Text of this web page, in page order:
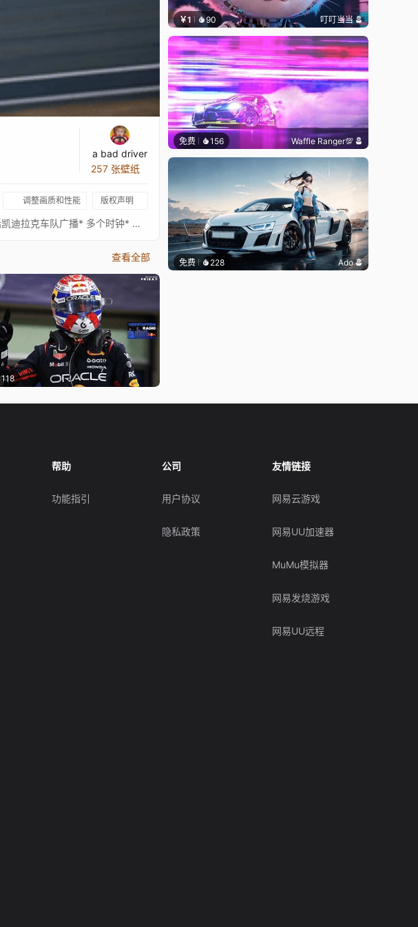
a bad driver
257 张壁纸
调整画质和性能 版权声明
2026 凯迪拉克 F1。瓦尔特里·博塔斯在季前测试中。可定制的4K壁纸。包括：* 多种音频可视化器，包括凯迪拉克车队广播* 多个时钟* 可定制颜色* 缩放* 显示/隐藏照片详情* 显示/隐藏日期 我的F1壁纸合集
查看全部
118
￥1 90 叮叮当当
免费 156 Waffle Ranger💯
免费 228 Ado
帮助
功能指引
公司
用户协议
隐私政策
友情链接
网易云游戏
网易UU加速器
MuMu模拟器
网易发烧游戏
网易UU远程